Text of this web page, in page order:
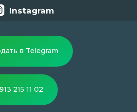
Instagram
в Telegram
215 11 02